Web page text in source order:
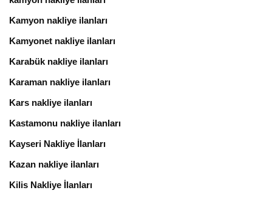
Kamyon nakliye ilanları
Kamyonet nakliye ilanları
Karabük nakliye ilanları
Karaman nakliye ilanları
Kars nakliye ilanları
Kastamonu nakliye ilanları
Kayseri Nakliye İlanları
Kazan nakliye ilanları
Kilis Nakliye İlanları